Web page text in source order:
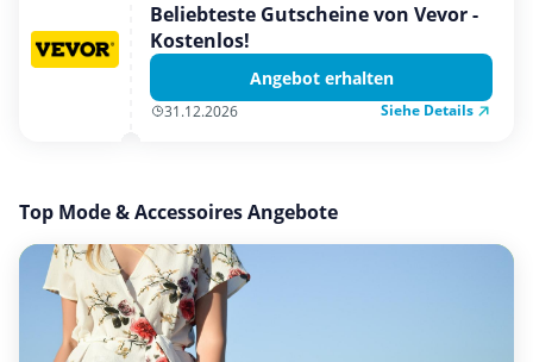
Beliebteste Gutscheine von Vevor -
Kostenlos!
Angebot erhalten
31.12.2026 Siehe Details
Top Mode & Accessoires Angebote